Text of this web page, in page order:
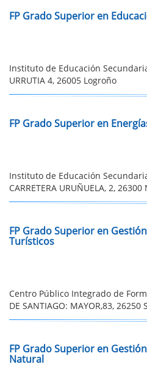
FP Grado Superior en
Instituto de Educación Secundaria
URRUTIA 4, 26005 Logroño
FP Grado Superior en
Instituto de Educación Secundaria
CARRETERA URUÑUELA, 2,
FP Grado Superior en
Turísticos
Centro Público Integrado de
DE SANTIAGO: MAYOR,83,
FP Grado Superior en
Natural